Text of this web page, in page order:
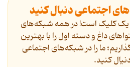
اجتماعی دنبال کنید
یک کلیک است! در همه شبکه‌های
داغ و دسته اول را با بهترین
ما را در شبکه‌های اجتماعی
کنید.